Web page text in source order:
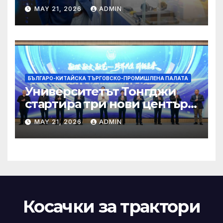
трансформация на Хонконг
чрез приемане на AI+
MAY 21, 2026 ADMIN
БЪЛГАРО-КИТАЙСКА ТЪРГОВСКО-ПРОМИШЛЕНА ПАЛАТА
Университетът Тонгджи
стартира три нови центъра
за обучение
MAY 21, 2026 ADMIN
Косачки за трактори